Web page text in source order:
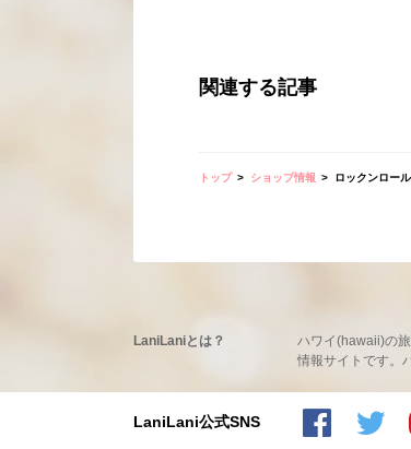
関連する記事
トップ ショップ情報 ロックンロー
LaniLaniとは？
ハワイ(hawaii)の
情報サイトです。
LaniLani公式SNS
LaniLaniのFacebookを見る